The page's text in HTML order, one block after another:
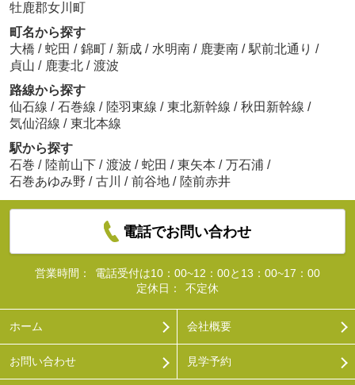
牡鹿郡女川町
町名から探す
大橋 / 蛇田 / 錦町 / 新成 / 水明南 / 鹿妻南 / 駅前北通り /
貞山 / 鹿妻北 / 渡波
路線から探す
仙石線 / 石巻線 / 陸羽東線 / 東北新幹線 / 秋田新幹線 /
気仙沼線 / 東北本線
駅から探す
石巻 / 陸前山下 / 渡波 / 蛇田 / 東矢本 / 万石浦 /
石巻あゆみ野 / 古川 / 前谷地 / 陸前赤井
電話でお問い合わせ
営業時間：
電話受付は10：00~12：00と13：00~17：00
定休日：
不定休
ホーム 会社概要
お問い合わせ 見学予約